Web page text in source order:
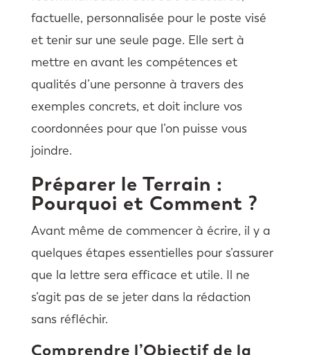
factuelle, personnalisée pour le poste visé
et tenir sur une seule page. Elle sert à
mettre en avant les compétences et
qualités d’une personne à travers des
exemples concrets, et doit inclure vos
coordonnées pour que l’on puisse vous
joindre.
Préparer le Terrain :
Pourquoi et Comment ?
Avant même de commencer à écrire, il y a
quelques étapes essentielles pour s’assurer
que la lettre sera efficace et utile. Il ne
s’agit pas de se jeter dans la rédaction
sans réfléchir.
Comprendre l’Objectif de la